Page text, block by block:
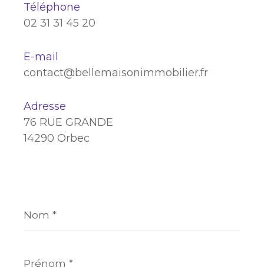
Téléphone
02 31 31 45 20
E-mail
contact@bellemaisonimmobilier.fr
Adresse
76 RUE GRANDE
14290 Orbec
*
*